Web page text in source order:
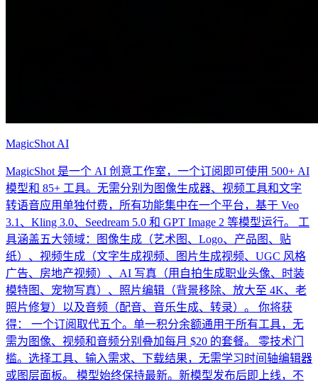
MagicShot AI
MagicShot 是一个 AI 创意工作室，一个订阅即可使用 500+ AI
模型和 85+ 工具。无需分别为图像生成器、视频工具和文字
转语音应用单独付费，所有功能集中在一个平台，基于 Veo
3.1、Kling 3.0、Seedream 5.0 和 GPT Image 2 等模型运行。 工
具涵盖五大领域：图像生成（艺术图、Logo、产品图、贴
纸）、视频生成（文字生成视频、图片生成视频、UGC 风格
广告、房地产视频）、AI 写真（用自拍生成职业头像、时装
模特图、宠物写真）、照片编辑（背景移除、放大至 4K、老
照片修复）以及音频（配音、音乐生成、转录）。 你将获
得： 一个订阅取代五个。单一积分余额通用于所有工具，无
需为图像、视频和音频分别叠加每月 $20 的套餐。 零技术门
槛。选择工具、输入需求、下载结果，无需学习时间轴编辑器
或图层面板。 模型始终保持最新。新模型发布后即上线，不